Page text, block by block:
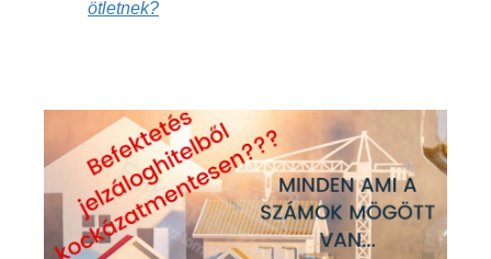
ötletnek?